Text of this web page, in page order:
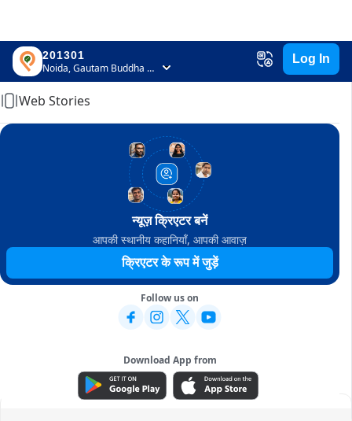
201301
Noida, Gautam Buddha Nagar, Uttar Pradesh
Log In
Home
Web Stories
न्यूज़ क्रिएटर बनें
आपकी स्थानीय कहानियाँ, आपकी आवाज़
क्रिएटर के रूप में जुड़ें
Follow us on
Download App from
ADVERTISEMENT